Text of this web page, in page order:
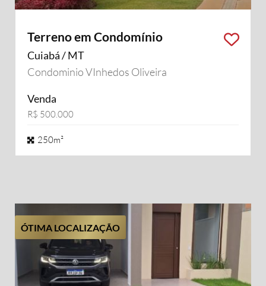
Terreno em Condomínio
Cuiabá / MT
Condominio VInhedos Oliveira
Venda
R$ 500.000
250m²
ÓTIMA LOCALIZAÇÃO